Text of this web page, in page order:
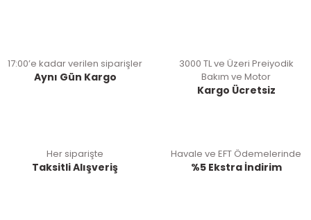
17:00’e kadar verilen siparişler
Aynı Gün Kargo
3000 TL ve Üzeri Preiyodik
Bakım ve Motor
Kargo Ücretsiz
Her siparişte
Taksitli Alışveriş
Havale ve EFT Ödemelerinde
%5 Ekstra İndirim